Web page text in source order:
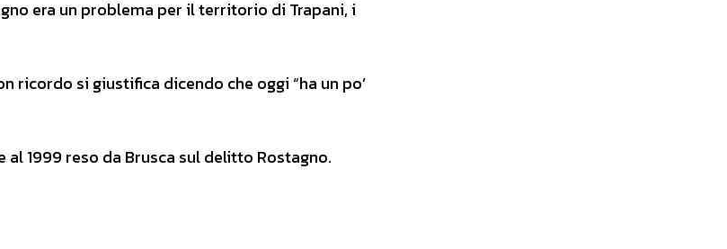
era un problema per il territorio di Trapani, i
ricordo si giustifica dicendo che oggi “ha un po’
1999 reso da Brusca sul delitto Rostagno.